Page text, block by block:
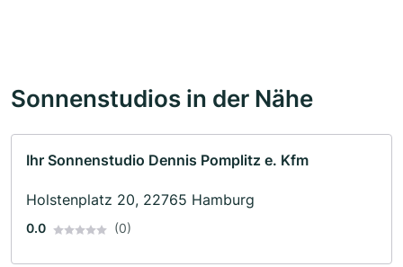
Sonnenstudios in der Nähe
Ihr Sonnenstudio Dennis Pomplitz e. Kfm
Holstenplatz 20, 22765 Hamburg
0.0 (0)